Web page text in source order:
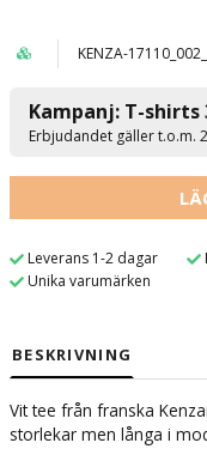
KENZA-
Kampanj: T-shirts
Erbjudandet gäller t.o.m.
Leverans 1-2 dagar
Unika varumärken
BESKRIVNING
Vit tee från franska
storlekar men långa i